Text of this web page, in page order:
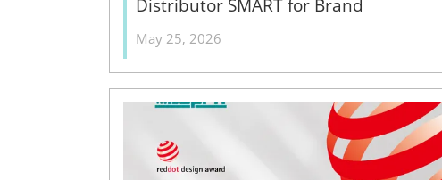
Distributor SMART for Brand
Promotion Conference 2026 - 翻译中...
May 25, 2026